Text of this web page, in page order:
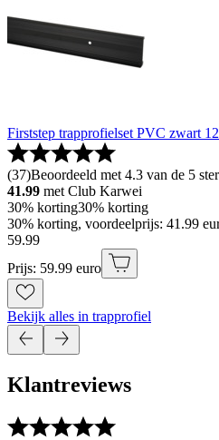
Firststep trapprofielset PVC zwart
(37)Beoordeeld met 4.3 van de 5
41.99 met Club Karwei
30% korting30% korting
30% korting, voordeelprijs: 41.99
59.99
Prijs: 59.99 euro
Bekijk alles in trapprofiel
Klantreviews